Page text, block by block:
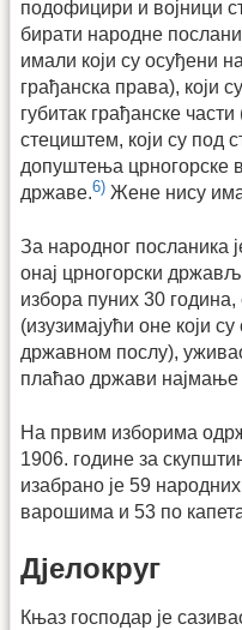
подофицири и војници
бирати народне
имали који су осуђени
грађанска права), који
губитак грађанске части
стециштем, који су под
допуштења црногорске
државе.6) Жене нису
За народног посланика
онај црногорски
избора пуних 30
(изузимајући оне који
државном послу),
плаћао држави
На првим изборима
1906. године за
изабрано је 59
варошима и 53 по
Дјелокруг
Књаз господар је